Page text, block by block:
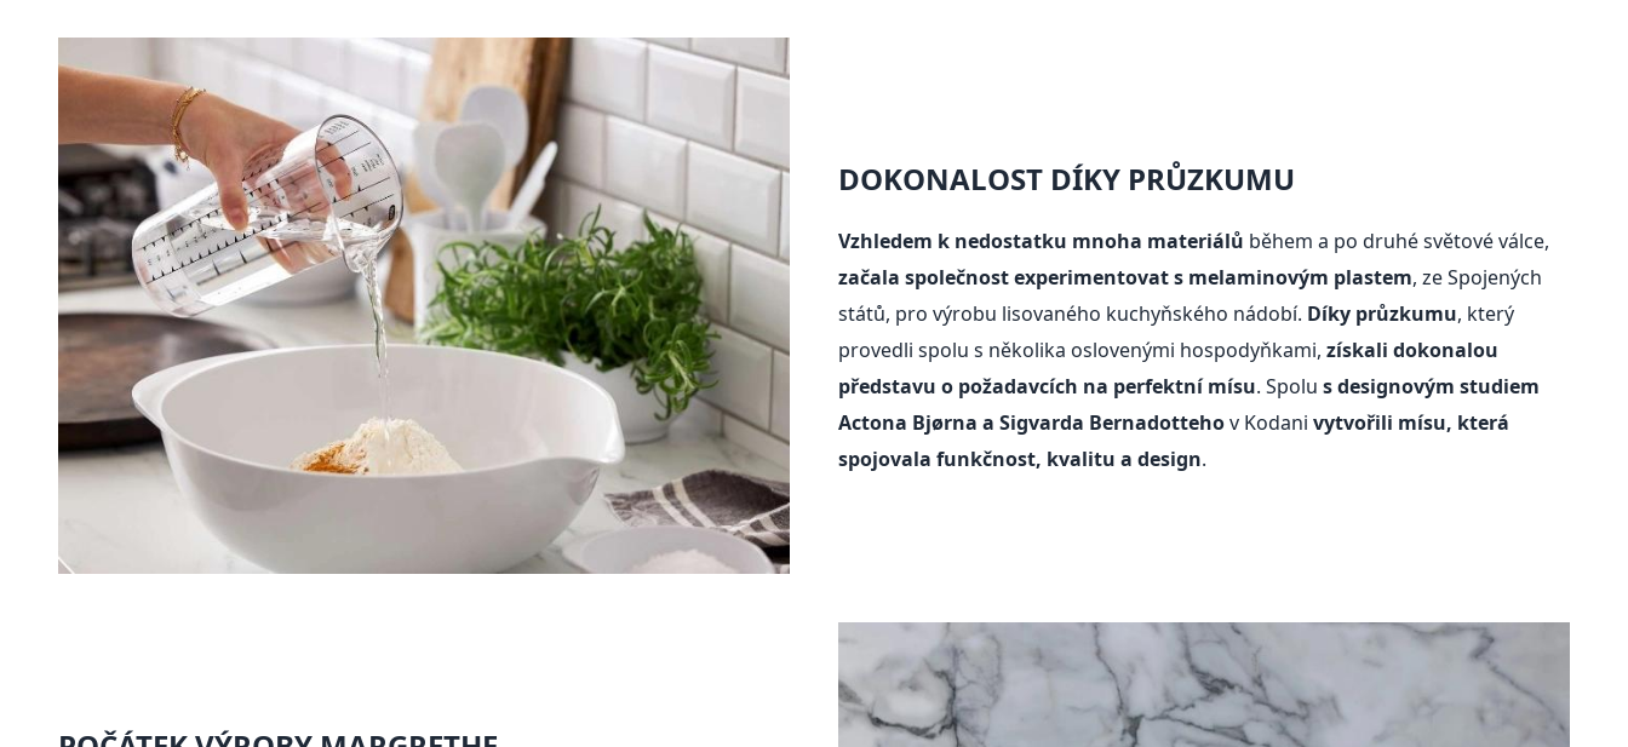
DOKONALOST DÍKY PRŮZKUMU
Vzhledem k nedostatku mnoha materiálů během a po druhé světové válce,
začala společnost experimentovat s melaminovým plastem, ze Spojených
států, pro výrobu lisovaného kuchyňského nádobí. Díky průzkumu, který
provedli spolu s několika oslovenými hospodyňkami, získali dokonalou
představu o požadavcích na perfektní mísu. Spolu s designovým studiem
Actona Bjørna a Sigvarda Bernadottehov Kodani vytvořili mísu, která
spojovala funkčnost, kvalitu a design.